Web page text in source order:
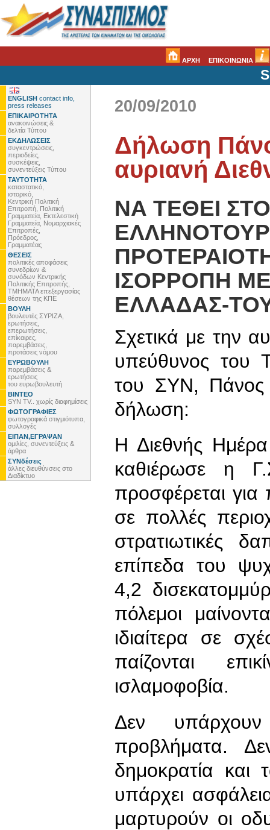
ΑΡΧΗ ΕΠΙΚΟΙΝΩΝΙΑ
ENGLISH contact info,
press releases
ΕΠΙΚΑΙΡΟΤΗΤΑ
ανακοινώσεις &
δελτία Τύπου
ΕΚΔΗΛΩΣΕΙΣ
συγκεντρώσεις,
περιοδείες,
συσκέψεις,
συνεντεύξεις Τύπου
ΤΑΥΤΟΤΗΤΑ
καταστατικό,
ιστορικό,
Κεντρική Πολιτική
Επιτροπή, Πολιτική
Γραμματεία, Εκτελεστική
Γραμματεία, Νομαρχιακές
Επιτροπές,
Πρόεδρος,
Γραμματέας
ΘΕΣΕΙΣ
πολιτικές αποφάσεις
συνεδρίων &
συνόδων Κεντρικής
Πολιτικής Επιτροπής,
ΤΜΗΜΑΤΑ επεξεργασίας
θέσεων της ΚΠΕ
ΒΟΥΛΗ
βουλευτές ΣΥΡΙΖΑ,
ερωτήσεις,
επερωτήσεις,
επίκαιρες,
παρεμβάσεις,
προτάσεις νόμου
ΕΥΡΩΒΟΥΛΗ
παρεμβάσεις &
ερωτήσεις
του ευρωβουλευτή
ΒΙΝΤΕΟ
SYN TV.. χωρίς διαφημίσεις
ΦΩΤΟΓΡΑΦΙΕΣ
φωτογραφικά στιγμιότυπα,
συλλογές
ΕΙΠΑΝ,ΕΓΡΑΨΑΝ
ομιλίες, συνεντεύξεις &
άρθρα
ΣΥΝδέσεις
άλλες διευθύνσεις στο
Διαδίκτυο
20/09/2010
Δήλωση
αυριανή
ΝΑ ΤΕΘΕΙ
ΙΣΟΡΡΟΠΗ
ΕΛΛΑΔΑΣ-
Σχετικά με την
υπεύθυνος του
του ΣΥΝ, Πάνος
δήλωση:
Η Διεθνής
καθιέρωσε η
προσφέρεται
σε πολλές
στρατιωτικές
επίπεδα του
4,2
πόλεμοι
ιδιαίτερα σε
παίζονται
ισλαμοφοβία.
Δεν υπάρχουν
προβλήματα.
δημοκρατία και
υπάρχει
μαρτυρούν οι